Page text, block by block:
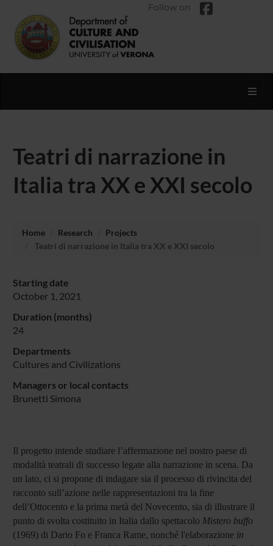
Follow on
Teatri di narrazione in
Italia tra XX e XXI secolo
Home Research
Projects
Teatri di narrazione in Italia tra XX e XXI secolo
Starting date
October 1, 2021
Duration (months)
24
Departments
Cultures and Civilizations
Managers or local contacts
Brunetti Simona
Il progetto intende studiare l’affermazione nel nostro paese di
modalità teatrali di successo legate alla narrazione in scena. Da
un lato, ci si propone di indagare sia il processo di rivincita del
racconto sull’azione nelle rappresentazioni tra la fine
dell’Ottocento e la prima metà del Novecento, sia di illustrare il
punto di svolta costituito in Italia dallo spettacolo Mistero buffo
(1969) di Dario Fo e Franca Rame, nonché l'elaborazione in